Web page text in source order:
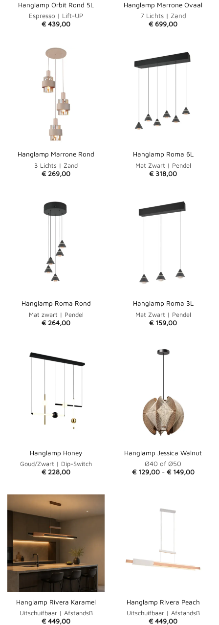
Hanglamp Orbit Rond 5L
Espresso | Lift-UP
€ 439,00
Hanglamp Marrone Ovaal
7 Lichts | Zand
€ 699,00
Hanglamp Marrone Rond
3 Lichts | Zand
€ 269,00
Hanglamp Roma 6L
Mat Zwart | Pendel
€ 318,00
Hanglamp Roma Rond
Mat zwart | Pendel
€ 264,00
Hanglamp Roma 3L
Mat Zwart | Pendel
€ 159,00
Hanglamp Honey
Goud/Zwart | Dip-Switch
€ 228,00
Hanglamp Jessica Walnut
Ø40 of Ø50
€129,00 - €149,00
Hanglamp Rivera Karamel
Uitschuifbaar | AfstandsB
€ 449,00
Hanglamp Rivera Peach
Uitschuifbaar | AfstandsB
€ 449,00